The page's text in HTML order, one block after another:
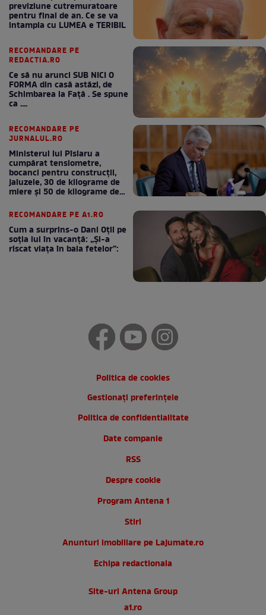
previziune cutremuratoare
pentru final de an. Ce se va
intampla cu LUMEA e TERIBIL
RECOMANDARE PE
REDACTIA.RO
Ce să nu arunci SUB NICI O
FORMA din casă astăzi, de
Schimbarea la Față . Se spune
ca ....
RECOMANDARE PE
JURNALUL.RO
Ministerul lui Pîslaru a
cumpărat tensiometre,
bocanci pentru construcții,
jaluzele, 30 de kilograme de
miere și 50 de kilograme de
RECOMANDARE PE A1.RO
Cum a surprins-o Dani Oțil pe
soția lui în vacanță: „Și-a
riscat viața în baia fetelor”:
Politica de cookies
Gestionați preferințele
Politica de confidentialitate
Date companie
RSS
Despre cookie
Program Antena 1
Stiri
Anunturi imobiliare pe Lajumate.ro
Echipa redactionala
Site-uri Antena Group
a1.ro